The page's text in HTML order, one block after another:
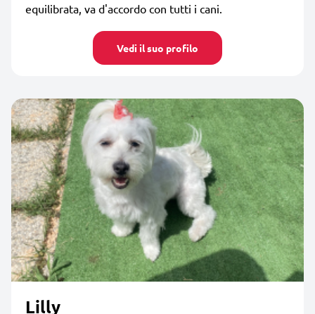
equilibrata, va d'accordo con tutti i cani.
Vedi il suo profilo
Lilly